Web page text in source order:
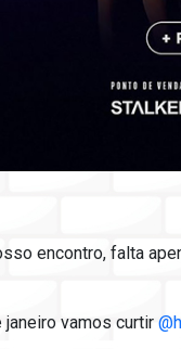
encontro, falta
janeiro vamos curtir